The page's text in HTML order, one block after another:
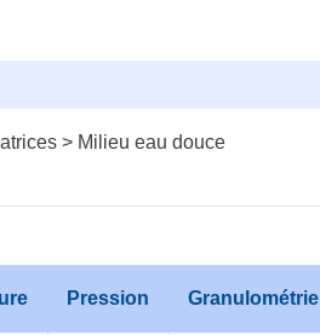
> Milieu eau douce
Pression Granulométrie